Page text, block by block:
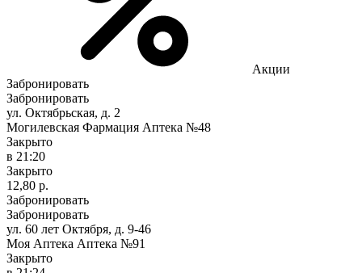
Акции
Забронировать
Забронировать
ул. Октябрьская, д. 2
Могилевская Фармация Аптека №48
Закрыто
в 21:20
Закрыто
12,80 р.
Забронировать
Забронировать
ул. 60 лет Октября, д. 9-46
Моя Аптека Аптека №91
Закрыто